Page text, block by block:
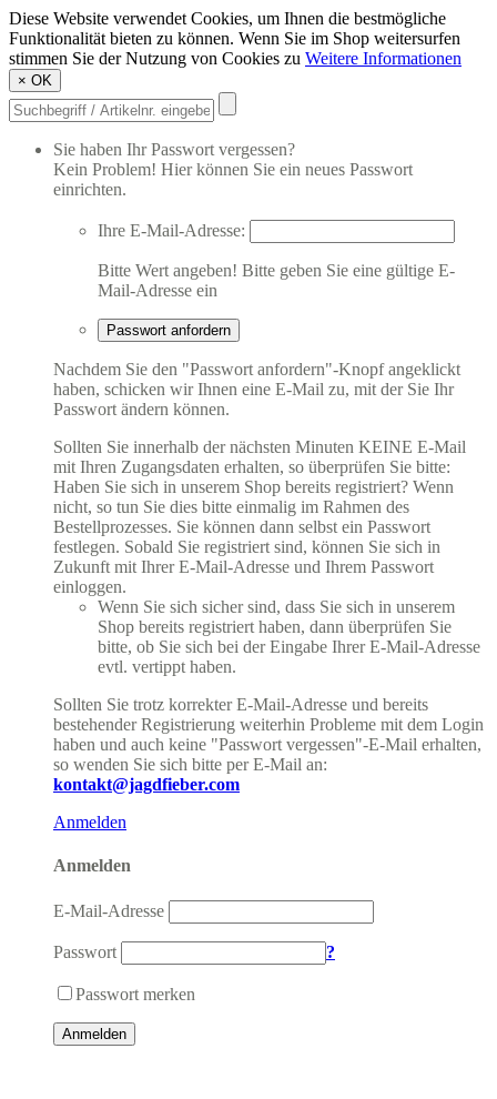
Diese Website verwendet Cookies, um Ihnen die bestmögliche
Funktionalität bieten zu können. Wenn Sie im Shop weitersurfen
stimmen Sie der Nutzung von Cookies zu Weitere Informationen
× OK
Sie haben Ihr Passwort vergessen?
Kein Problem! Hier können Sie ein neues Passwort
einrichten.
Ihre E-Mail-Adresse:
Bitte Wert angeben! Bitte geben Sie eine gültige E-
Mail-Adresse ein
Passwort anfordern
Nachdem Sie den "Passwort anfordern"-Knopf angeklickt
haben, schicken wir Ihnen eine E-Mail zu, mit der Sie Ihr
Passwort ändern können.
Sollten Sie innerhalb der nächsten Minuten KEINE E-Mail
mit Ihren Zugangsdaten erhalten, so überprüfen Sie bitte:
Haben Sie sich in unserem Shop bereits registriert? Wenn
nicht, so tun Sie dies bitte einmalig im Rahmen des
Bestellprozesses. Sie können dann selbst ein Passwort
festlegen. Sobald Sie registriert sind, können Sie sich in
Zukunft mit Ihrer E-Mail-Adresse und Ihrem Passwort
einloggen.
Wenn Sie sich sicher sind, dass Sie sich in unserem
Shop bereits registriert haben, dann überprüfen Sie
bitte, ob Sie sich bei der Eingabe Ihrer E-Mail-Adresse
evtl. vertippt haben.
Sollten Sie trotz korrekter E-Mail-Adresse und bereits
bestehender Registrierung weiterhin Probleme mit dem Login
haben und auch keine "Passwort vergessen"-E-Mail erhalten,
so wenden Sie sich bitte per E-Mail an:
kontakt@jagdfieber.com
Anmelden
Anmelden
E-Mail-Adresse
Passwort ?
Passwort merken
Anmelden